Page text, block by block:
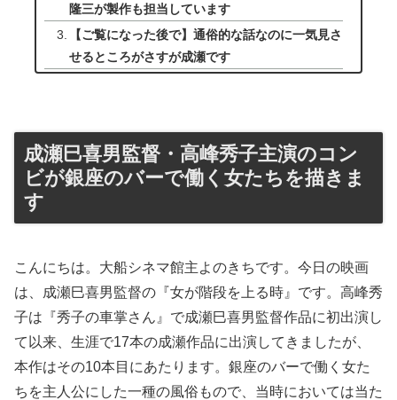
隆三が製作も担当しています
【ご覧になった後で】通俗的な話なのに一気見さ
せるところがさすが成瀬です
成瀬巳喜男監督・高峰秀子主演のコン
ビが銀座のバーで働く女たちを描きま
す
こんにちは。大船シネマ館主よのきちです。今日の映画
は、成瀬巳喜男監督の『女が階段を上る時』です。高峰秀
子は『秀子の車掌さん』で成瀬巳喜男監督作品に初出演し
て以来、生涯で17本の成瀬作品に出演してきましたが、
本作はその10本目にあたります。銀座のバーで働く女た
ちを主人公にした一種の風俗もので、当時においては当た